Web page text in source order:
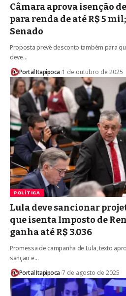
Câmara aprova isenção
para renda de até R$ 5
Senado
Proposta prevê desconto também para
deve…
Portal Itapipoca 1 de outubro de 2025
POLÍTICA
Lula deve sancionar
que isenta Imposto de
ganha até R$ 3.036
Promessa de campanha de Lula, texto
sanção e…
Portal Itapipoca 7 de agosto de 2025